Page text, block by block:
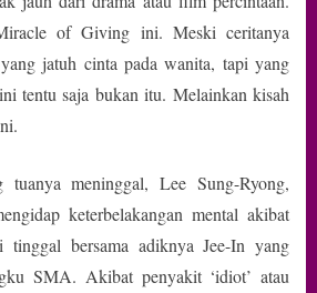
of Giving ini. Meski ceritanya
jatuh cinta pada wanita, tapi yang
tentu saja bukan itu. Melainkan kisah
tuanya meninggal, Lee Sung-Ryong,
keterbelakangan mental akibat
tinggal bersama adiknya Jee-In yang
SMA. Akibat penyakit ‘idiot’ atau